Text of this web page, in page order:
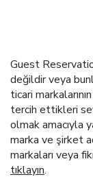
Guest
değildir veya
ticari
tercih ettikleri
olmak amacıyla
marka ve şirket
markaları veya
tıklayın.